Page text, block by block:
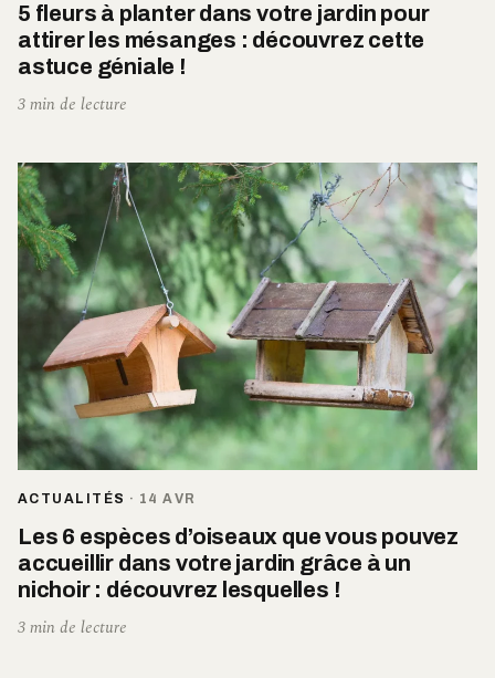
5 fleurs à planter dans votre jardin pour
attirer les mésanges : découvrez cette
astuce géniale !
3 min de lecture
ACTUALITÉS · 14 AVR
Les 6 espèces d’oiseaux que vous pouvez
accueillir dans votre jardin grâce à un
nichoir : découvrez lesquelles !
3 min de lecture